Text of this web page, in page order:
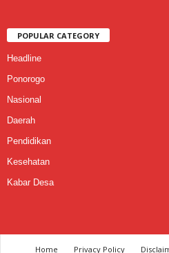
POPULAR CATEGORY
Headline
Ponorogo
Nasional
Daerah
Pendidikan
Kesehatan
Kabar Desa
Home Privacy Policy